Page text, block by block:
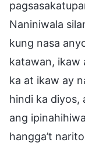
Naniniwala
kung nasa
katawan, ikaw
ka at ikaw ay
hindi ka diyos,
ang
hangga’t